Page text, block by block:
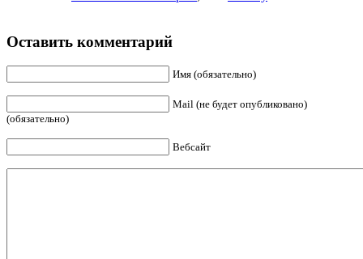
Оставить комментарий
Имя (обязательно)
Mail (не будет опубликовано)
(обязательно)
Вебсайт